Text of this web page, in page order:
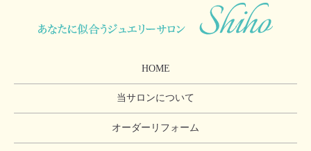
HOME
当サロンについて
オーダーリフォーム